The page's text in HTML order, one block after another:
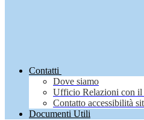
Contatti
Dove siamo
Ufficio Relazioni con il
Contatto accessibilità
Documenti Utili